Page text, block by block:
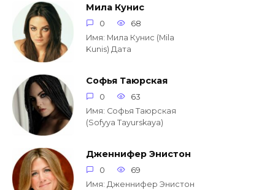
Мила Кунис
0
68
Имя: Мила Кунис (Mila
Kunis) Дата
Софья Таюрская
0
63
Имя: Софья Таюрская
(Sofyya Tayurskaya)
Дженнифер Энистон
0
69
Имя: Дженнифер Энистон